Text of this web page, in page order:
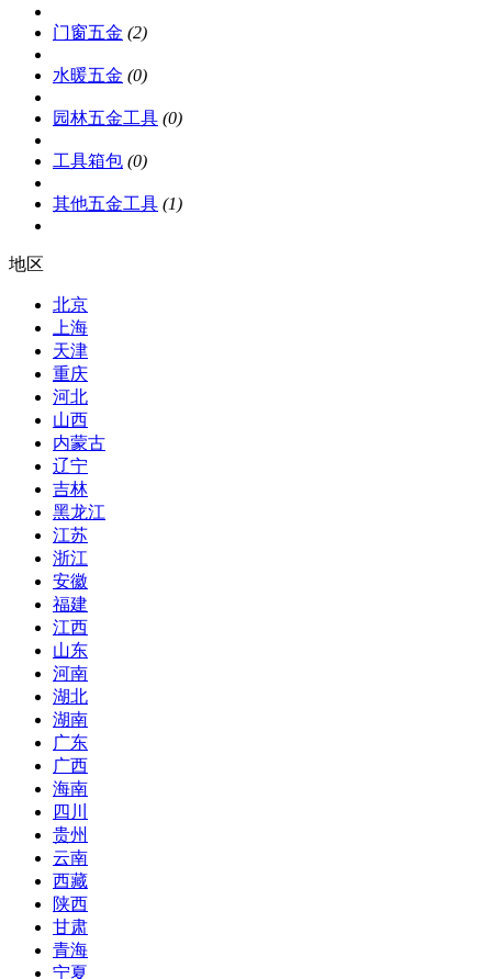
门窗五金 (2)
水暖五金 (0)
园林五金工具 (0)
工具箱包 (0)
其他五金工具 (1)
地区
北京
上海
天津
重庆
河北
山西
内蒙古
辽宁
吉林
黑龙江
江苏
浙江
安徽
福建
江西
山东
河南
湖北
湖南
广东
广西
海南
四川
贵州
云南
西藏
陕西
甘肃
青海
宁夏